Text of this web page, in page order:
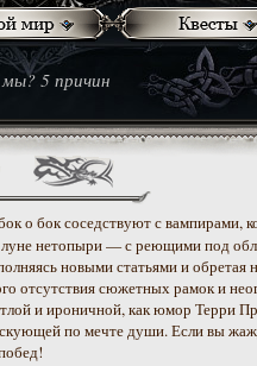
5 причин
о бок соседствуют с вампирами,
нетопыри — с реющими под
новыми статьями и обретая
отсутствия сюжетных рамок и
и ироничной, как юмор Терри
по мечте души. Если вы